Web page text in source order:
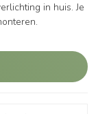
in huis. Je